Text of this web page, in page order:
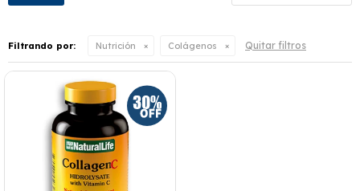
Filtrando por: Nutrición Colágenos Quitar filtros